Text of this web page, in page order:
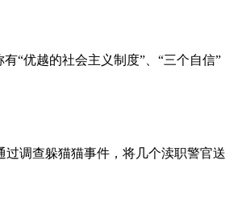
“优越的社会主义制度”、“三个自信
调查躲猫猫事件，将几个渎职警官